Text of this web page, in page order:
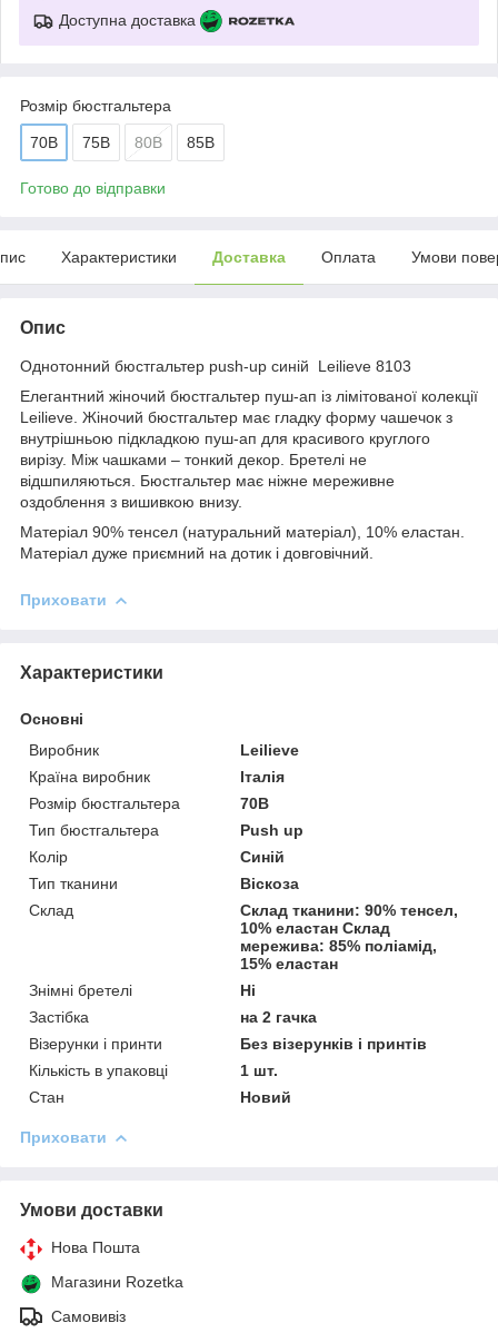
Доступна доставка
Розмір бюстгальтера
70B 75B 80B 85B
Готово до відправки
Характеристики Доставка Оплата Умови
Опис
Однотонний бюстгальтер push-up синій Leilieve 8103
Елегантний жіночий бюстгальтер пуш-ап із лімітованої колекції
Leilieve. Жіночий бюстгальтер має гладку форму чашечок з
внутрішньою підкладкою пуш-ап для красивого круглого
вирізу. Між чашками – тонкий декор. Бретелі не
відшпиляються. Бюстгальтер має ніжне мереживне
оздоблення з вишивкою внизу.
Матеріал 90% тенсел (натуральний матеріал), 10% еластан.
Матеріал дуже приємний на дотик і довговічний.
Приховати
Характеристики
Основні
Виробник
Leilieve
Країна виробник
Італія
Розмір бюстгальтера
70B
Тип бюстгальтера
Push up
Колір
Синій
Тип тканини
Віскоза
Склад
Склад тканини: 90% тенсел,
10% еластан Склад
мережива: 85% поліамід,
15% еластан
Знімні бретелі
Ні
Застібка
на 2 гачка
Візерунки і принти
Без візерунків і принтів
Кількість в упаковці
1 шт.
Стан
Новий
Приховати
Умови доставки
Нова Пошта
Магазини Rozetka
Самовивіз